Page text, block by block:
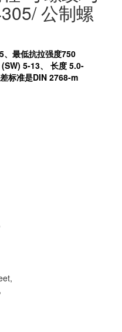
公制螺
、最低抗拉强度750
5-13、 长度 5.0-
标准是DIN 2768-m